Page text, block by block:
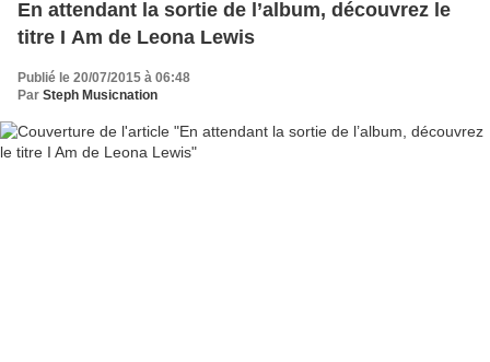
En attendant la sortie de l’album, découvrez le
titre I Am de Leona Lewis
Publié le 20/07/2015 à 06:48
Par Steph Musicnation